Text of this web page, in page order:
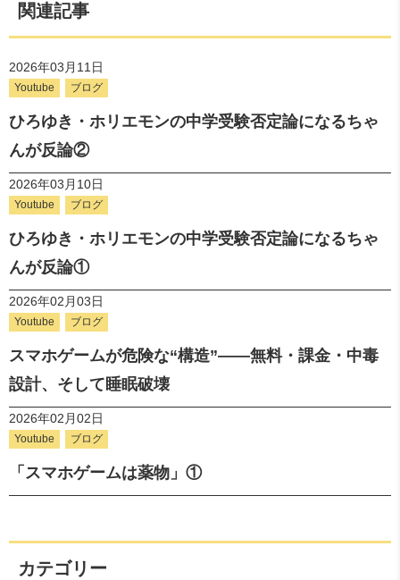
関連記事
2026年03月11日
Youtube ブログ
ひろゆき・ホリエモンの中学受験否定論になるちゃ
んが反論②
2026年03月10日
Youtube ブログ
ひろゆき・ホリエモンの中学受験否定論になるちゃ
んが反論①
2026年02月03日
Youtube ブログ
スマホゲームが危険な“構造”――無料・課金・中毒
設計、そして睡眠破壊
2026年02月02日
Youtube ブログ
「スマホゲームは薬物」①
カテゴリー